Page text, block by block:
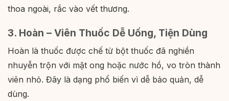
thoa ngoài, rắc vào vết thương.
3. Hoàn – Viên Thuốc Dễ Uống, Tiện Dùng
Hoàn là thuốc được chế từ bột thuốc đã nghiền
nhuyễn trộn với mật ong hoặc nước hồ, vo tròn thành
viên nhỏ. Đây là dạng phổ biến vì dễ bảo quản, dễ
dùng.